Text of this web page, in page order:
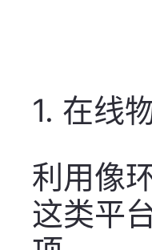
1. 在线
利用像
这类平